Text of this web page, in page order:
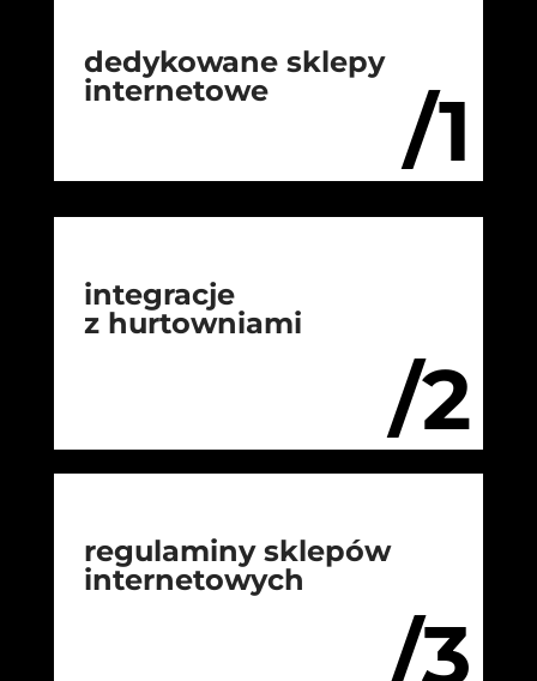
/1
dedykowane sklepy
internetowe
/2
integracje
z hurtowniami
/3
regulaminy sklepów
internetowych